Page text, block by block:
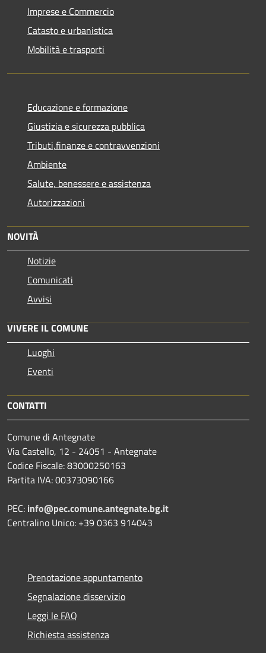
Imprese e Commercio
Catasto e urbanistica
Mobilità e trasporti
Educazione e formazione
Giustizia e sicurezza pubblica
Tributi,finanze e contravvenzioni
Ambiente
Salute, benessere e assistenza
Autorizzazioni
NOVITÀ
Notizie
Comunicati
Avvisi
VIVERE IL COMUNE
Luoghi
Eventi
CONTATTI
Comune di Antegnate
Via Castello, 12 - 24051 - Antegnate
Codice Fiscale: 83000250163
Partita IVA: 00373090166
PEC: info@pec.comune.antegnate.bg.it
Centralino Unico: +39 0363 914043
Prenotazione appuntamento
Segnalazione disservizio
Leggi le FAQ
Richiesta assistenza